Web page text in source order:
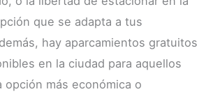
que se adapta a tus
hay aparcamientos gratuitos
en la ciudad para aquellos
opción más económica o